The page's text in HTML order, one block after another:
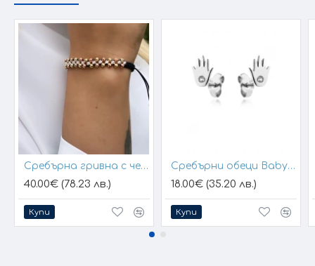
Сребърна гривна с черен конец и позлатени топчета
40.00€ (78.23 лв.)
Купи
Сребърни обеци Baby Hands
18.00€ (35.20 лв.)
Купи